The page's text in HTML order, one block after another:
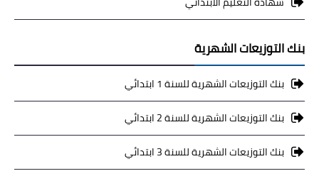
بنك التوزيعات الشهرية
بنك التوزيعات الشهرية للسنة 1 ابتدائي
بنك التوزيعات الشهرية للسنة 2 ابتدائي
بنك التوزيعات الشهرية للسنة 3 ابتدائي